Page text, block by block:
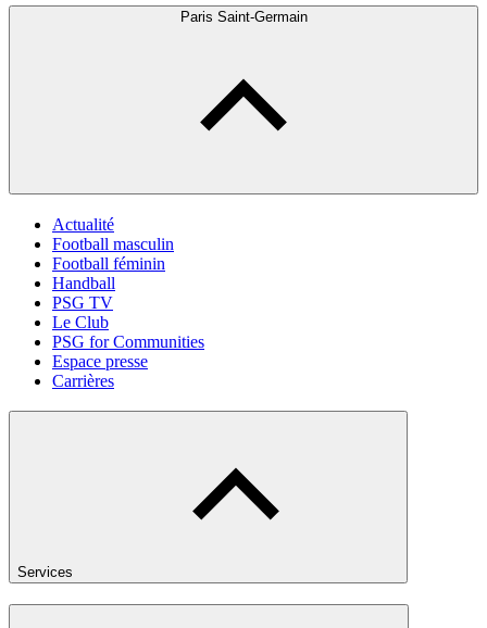
Paris Saint-Germain
Actualité
Football masculin
Football féminin
Handball
PSG TV
Le Club
PSG for Communities
Espace presse
Carrières
Services